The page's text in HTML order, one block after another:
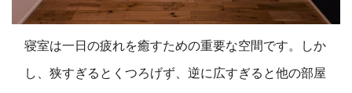
寝室は一日の疲れを癒すための重要な空間です。しか
し、狭すぎるとくつろげず、逆に広すぎると他の部屋